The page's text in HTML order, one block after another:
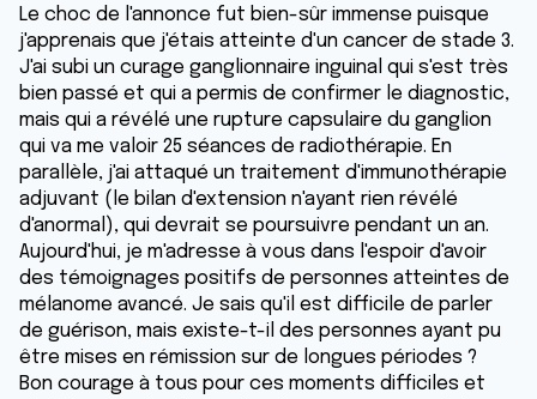
Le choc de l'annonce fut bien-sûr immense puisque
j'apprenais que j'étais atteinte d'un cancer de stade 3.
J'ai subi un curage ganglionnaire inguinal qui s'est très
bien passé et qui a permis de confirmer le diagnostic,
mais qui a révélé une rupture capsulaire du ganglion
qui va me valoir 25 séances de radiothérapie. En
parallèle, j'ai attaqué un traitement d'immunothérapie
adjuvant (le bilan d'extension n'ayant rien révélé
d'anormal), qui devrait se poursuivre pendant un an.
Aujourd'hui, je m'adresse à vous dans l'espoir d'avoir
des témoignages positifs de personnes atteintes de
mélanome avancé. Je sais qu'il est difficile de parler
de guérison, mais existe-t-il des personnes ayant pu
être mises en rémission sur de longues périodes ?
Bon courage à tous pour ces moments difficiles et